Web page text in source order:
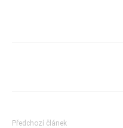
Předchozí článek